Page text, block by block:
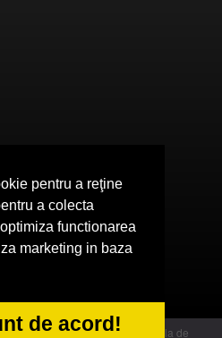
pentru a reţine
a colecta
functionarea
marketing in baza
de acord!
inscrisa la Autoritatea Nationala de